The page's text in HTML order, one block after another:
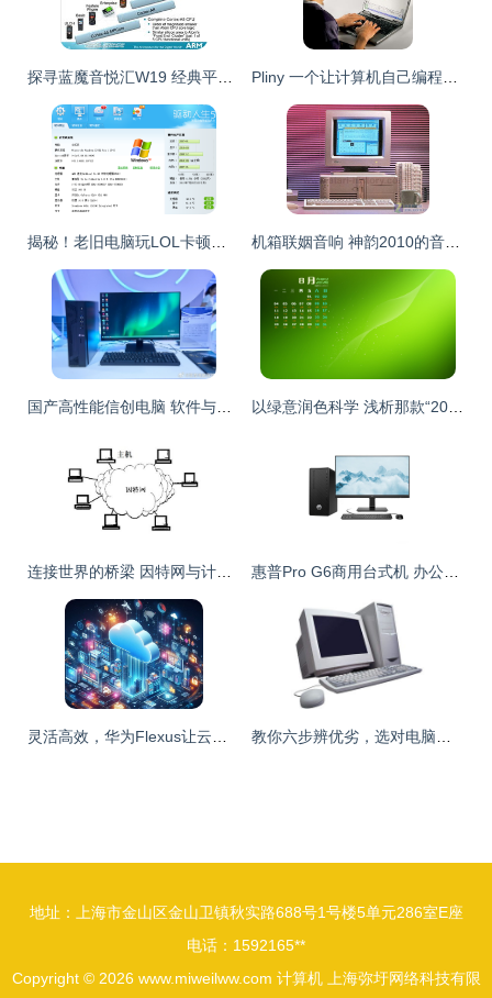
探寻蓝魔音悦汇W19 经典平板的细节美学 Pliny 一个让计算机自己编程的革新项目
揭秘！老旧电脑玩LOL卡顿？教你几招实现“闪”速追敌 机箱联姻音响 神韵2010的音频革新与局限
国产高性能信创电脑 软件与辅助设备的生态赋能之路 以绿意润色科学 浅析那款“2014护眼桌面壁纸”的设计与启思
连接世界的桥梁 因特网与计算机的发展历程 惠普Pro G6商用台式机 办公性能与小型辅助设备的完美融合
灵活高效，华为Flexus让云计算触手可及 新用户专享价21元起 教你六步辨优劣，选对电脑真好行
地址：上海市金山区金山卫镇秋实路688号1号楼5单元286室E座
电话：1592165**
Copyright © 2026 www.miweilww.com 计算机 上海弥圩网络科技有限